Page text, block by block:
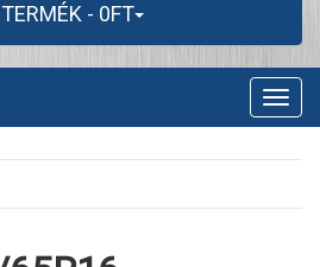
- 0FT